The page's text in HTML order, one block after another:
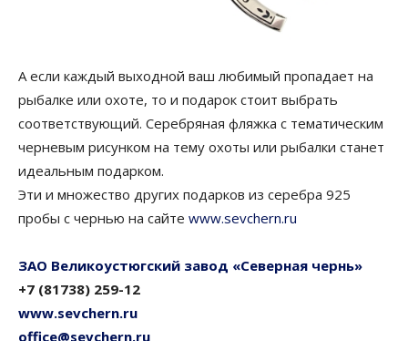
А если каждый выходной ваш любимый пропадает на
рыбалке или охоте, то и подарок стоит выбрать
соответствующий. Серебряная фляжка с тематическим
черневым рисунком на тему охоты или рыбалки станет
идеальным подарком.
Эти и множество других подарков из серебра 925
пробы с чернью на сайте www.sevchern.ru
ЗАО Великоустюгский завод «Северная чернь»
+7 (81738) 259-12
www.sevchern.ru
office@sevchern.ru